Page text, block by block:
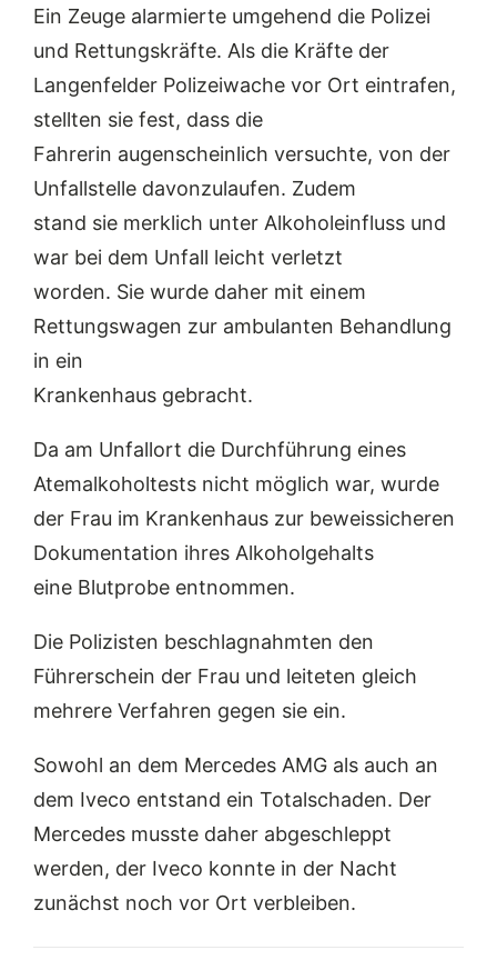
Ein Zeuge alarmierte umgehend die Polizei
und Rettungskräfte. Als die Kräfte der
Langenfelder Polizeiwache vor Ort eintrafen,
stellten sie fest, dass die
Fahrerin augenscheinlich versuchte, von der
Unfallstelle davonzulaufen. Zudem
stand sie merklich unter Alkoholeinfluss und
war bei dem Unfall leicht verletzt
worden. Sie wurde daher mit einem
Rettungswagen zur ambulanten Behandlung
in ein
Krankenhaus gebracht.
Da am Unfallort die Durchführung eines
Atemalkoholtests nicht möglich war, wurde
der Frau im Krankenhaus zur beweissicheren
Dokumentation ihres Alkoholgehalts
eine Blutprobe entnommen.
Die Polizisten beschlagnahmten den
Führerschein der Frau und leiteten gleich
mehrere Verfahren gegen sie ein.
Sowohl an dem Mercedes AMG als auch an
dem Iveco entstand ein Totalschaden. Der
Mercedes musste daher abgeschleppt
werden, der Iveco konnte in der Nacht
zunächst noch vor Ort verbleiben.